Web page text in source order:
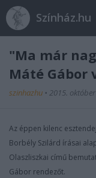
Színház.hu
"Ma már
Máté Gábor
szinhazhu • 2015. október
Az éppen kilenc
Borbély Szilárd írásai
Olaszliszkai című
Gábor rendezőt.